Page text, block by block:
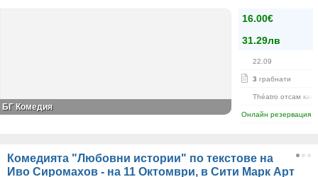
16.00€
31.29лв
22.09
3 грабнати
Théatro отсам
Онлайн резервация
БГ Комедия
Комедията "Любовни истории" по текстове на
Иво Сиромахов - на 11 Октомври, в Сити Марк Арт